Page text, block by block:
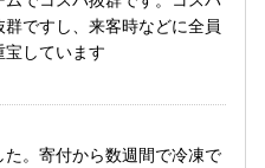
ですし、来客時などに全員
宝しています
。寄付から数週間で冷凍で